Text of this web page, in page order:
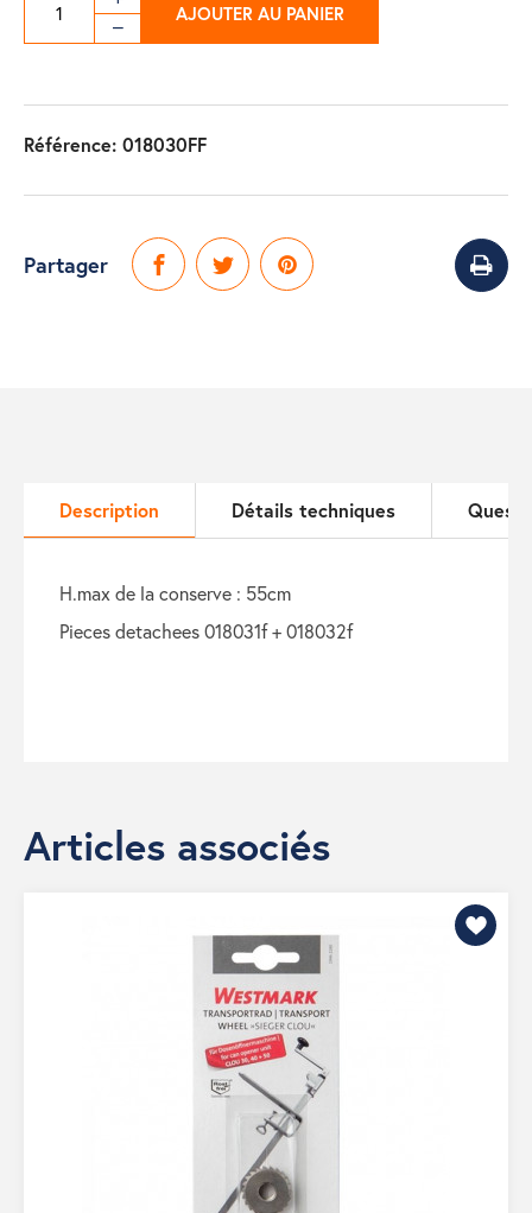
AJOUTER AU PANIER
Référence: 018030FF
Partager
Description Détails techniques
h.max de la conserve : 55cm
pieces detachees 018031f + 018032f
Articles associés